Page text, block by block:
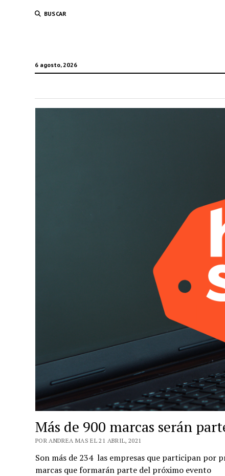
BUSCAR
6 agosto, 2026
Más de 900 marcas serán
POR ANDREA MAS EL 21 ABRIL, 2021
Son más de 234 las empresas que participan por
marcas que formarán parte del próximo evento